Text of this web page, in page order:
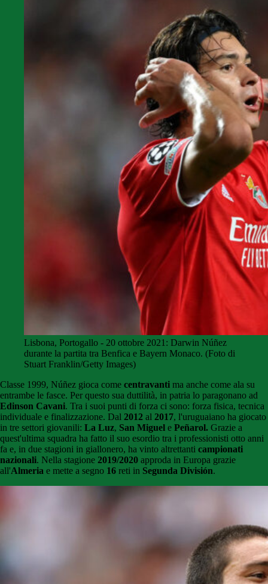
Lisbona, Portogallo - 20 ottobre 2021: Darwin Núñez
durante la partita tra Benfica e Bayern Monaco. (Foto di
Stuart Franklin/Getty Images)
Classe 1999, Núñez gioca come centravanti ma anche come ala su
entrambe le fasce. Per questo sua duttilità, in patria lo paragonano ad
Edinson Cavani. Tra i suoi punti di forza ci sono: forza fisica, tecnica
individuale e finalizzazione. Dal 2012 al 2017, l'uruguaiano ha giocato
in tre settori giovanili: La Luz, San Miguel e Peñarol. Grazie a
quest'ultima squadra ha fatto il suo esordio tra i professionisti otto anni
fa e, in due stagioni in giallonero, ha vinto altrettanti campionati
nazionali. Nella stagione 2019/2020 approda in Europa grazie
all'Almeria e mette a segno 16 reti in Segunda División.